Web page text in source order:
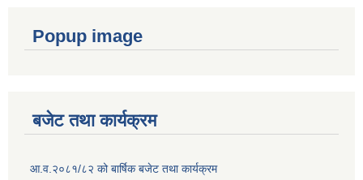
Popup image
बजेट तथा कार्यक्रम
आ.व.२०८१/८२ को बार्षिक बजेट तथा कार्यक्रम